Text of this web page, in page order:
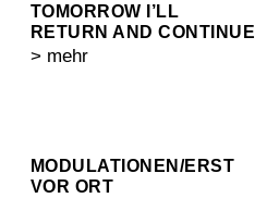
TOMORROW I’LL
RETURN AND CONTINUE
> mehr
MODULATIONEN/ERST
VOR ORT